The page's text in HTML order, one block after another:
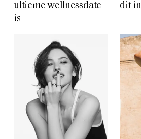
ultieme wellnessdate
is
dit